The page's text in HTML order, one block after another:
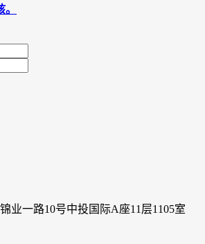
业一路10号中投国际A座11层1105室